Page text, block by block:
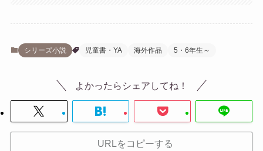
シリーズ小説 児童書・YA 海外作品 5・6年生～
よかったらシェアしてね！
URLをコピーする